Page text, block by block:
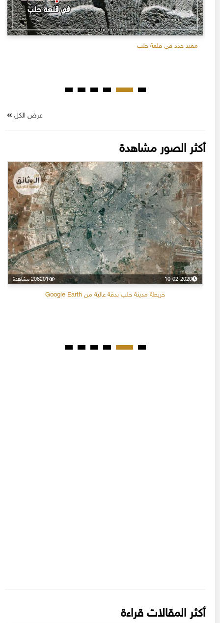
معبد حدد في قلعة حلب
عرض الكل
أكثر الصور مشاهدة
10-02-2020 208201 مشاهدة
خريطة مدينة حلب بدقة عالية من Google Earth
أكثر المقالات قراءة